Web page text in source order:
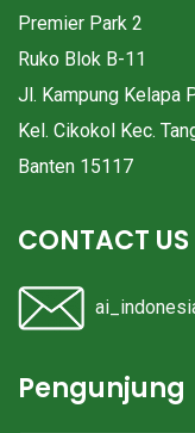
Premier Park 2
Ruko Blok B-11
Jl. Kampung Kelapa
Kel. Cikokol Kec.
Banten 15117
CONTACT US
Pengunjung